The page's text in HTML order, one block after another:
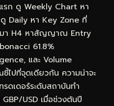
ก ดู Weekly Chart หา
Daily หา Key Zone ที่
มา H4 หาสัญญาณ Entry
61.8%
และ Volume
ปที่จุดเดียวกัน ความน่าจะ
ดเดอร์ระดับสถาบันทำ
USD เมื่อช่วงต้นปี